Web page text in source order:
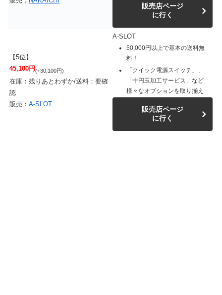
販売店ページ
に行く
【5位】
45,100円(+30,100円)
在庫：残りあとわずか/送料：要確
認
販売： A-SLOT
A-SLOT
50,000円以上で基本の送料無
料！
「クイック電源スイッチ」、
「十円玉加工サービス」など
様々なオプションを取り揃え
販売店ページ
に行く